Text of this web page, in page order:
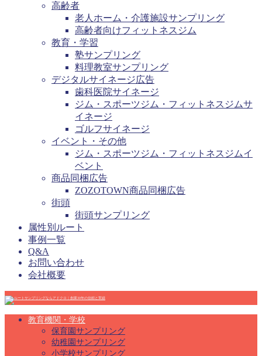
高齢者
老人ホーム・介護施設サンプリング
高齢者向けフィットネスジム
教育・学習
塾サンプリング
料理教室サンプリング
デジタルサイネージ広告
歯科医院サイネージ
ジム・スポーツジム・フィットネスジムサ
イネージ
ゴルフサイネージ
イベント・その他
ジム・スポーツジム・フィットネスジムイ
ベント
商品同梱広告
ZOZOTOWN商品同梱広告
街頭
街頭サンプリング
属性別ルート
事例一覧
Q&A
お問い合わせ
会社概要
教育機関・学校
保育園サンプリング
幼稚園サンプリング
小学校サンプリング